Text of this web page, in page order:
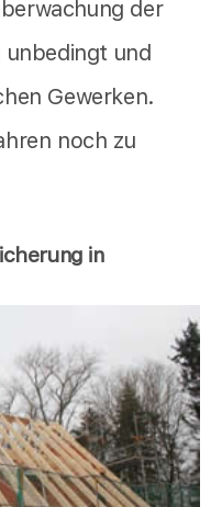
der
und
Gewerken.
noch zu
in